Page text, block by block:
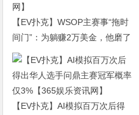
【EV扑克】WSOP主赛事“拖时
间门”：为躺赚2万美金，他磨了
整整17分钟【365娱乐资讯网】
【EV扑克】AI模拟百万次后得